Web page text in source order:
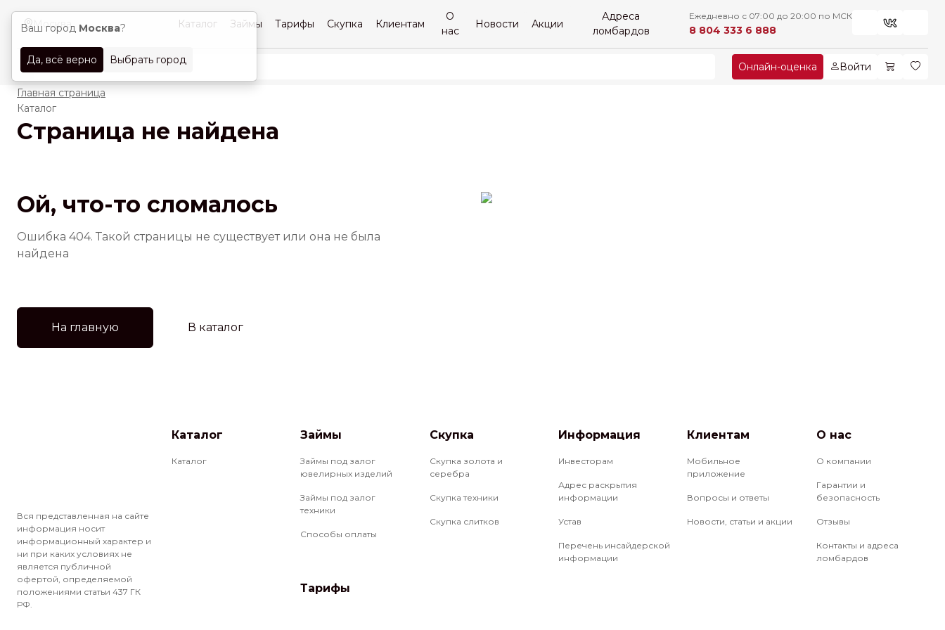
Москва Каталог Займы Тарифы Скупка Клиентам
О
нас
Новости Акции
Адреса
ломбардов
Ежедневно с 07:00 до 20:00 по МСК
8 804 333 6 888
Онлайн-оценка Войти
Главная страница
Каталог
Страница не найдена
Ой, что-то сломалось
Ошибка 404. Такой страницы не существует или она не была
найдена
На главную В каталог
Вся представленная на сайте
информация носит
информационный характер и
ни при каких условиях не
является публичной
офертой, определяемой
положениями статьи 437 ГК
РФ.
Каталог
Каталог
Займы
Займы под залог
ювелирных изделий
Займы под залог
техники
Способы оплаты
Тарифы
Скупка
Скупка золота и
серебра
Скупка техники
Скупка слитков
Информация
Инвесторам
Адрес раскрытия
информации
Устав
Перечень инсайдерской
информации
Клиентам
Мобильное
приложение
Вопросы и ответы
Новости, статьи и акции
О нас
О компании
Гарантии и
безопасность
Отзывы
Контакты и адреса
ломбардов
Ваш город Москва?
Да, всё верно Выбрать город